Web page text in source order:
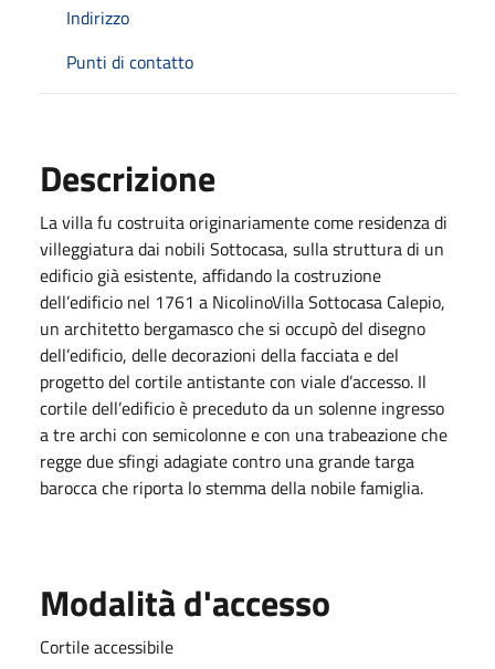
Indirizzo
Punti di contatto
Descrizione
La villa fu costruita originariamente come residenza di
villeggiatura dai nobili Sottocasa, sulla struttura di un
edificio già esistente, affidando la costruzione
dell’edificio nel 1761 a NicolinoVilla Sottocasa Calepio,
un architetto bergamasco che si occupò del disegno
dell’edificio, delle decorazioni della facciata e del
progetto del cortile antistante con viale d’accesso. Il
cortile dell’edificio è preceduto da un solenne ingresso
a tre archi con semicolonne e con una trabeazione che
regge due sfingi adagiate contro una grande targa
barocca che riporta lo stemma della nobile famiglia.
Modalità d'accesso
Cortile accessibile